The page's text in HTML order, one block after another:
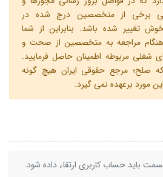
برخی از متخصصین درج شده در
تغییر شده باشد. بنابراین از شما
مراجعه به متخصصین از صحت و
شغلی مربوطه اطمینان حاصل فرمایید.
صلح؛ مرجع حقوقی ایران هیچ گونه
مورد برعهده نمی گیرد.
باید حساب کاربری ارتقاء داده شود.